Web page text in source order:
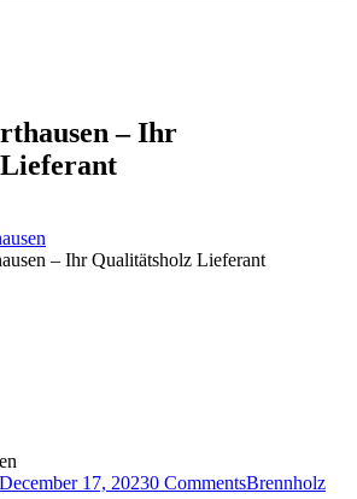
– Ihr
– Ihr Qualitätsholz Lieferant
December 17, 20230 CommentsBrennholz